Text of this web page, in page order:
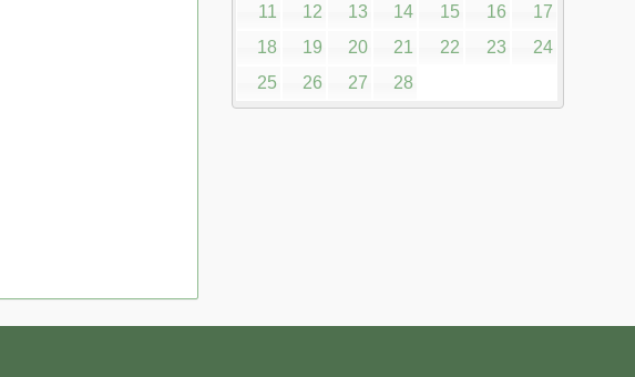
11
12 13 14 15 16
17
18
19 20 21 22 23
24
25
26 27 28